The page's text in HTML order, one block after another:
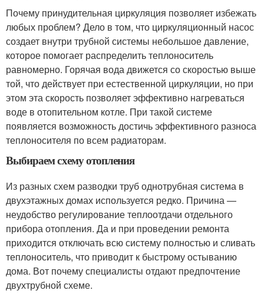
Почему принудительная циркуляция позволяет избежать
любых проблем? Дело в том, что циркуляционный насос
создает внутри трубной системы небольшое давление,
которое помогает распределить теплоноситель
равномерно. Горячая вода движется со скоростью выше
той, что действует при естественной циркуляции, но при
этом эта скорость позволяет эффективно нагреваться
воде в отопительном котле. При такой системе
появляется возможность достичь эффективного разноса
теплоносителя по всем радиаторам.
Выбираем схему отопления
Из разных схем разводки труб однотрубная система в
двухэтажных домах используется редко. Причина —
неудобство регулирование теплоотдачи отдельного
прибора отопления. Да и при проведении ремонта
приходится отключать всю систему полностью и сливать
теплоноситель, что приводит к быстрому остыванию
дома. Вот почему специалисты отдают предпочтение
двухтрубной схеме.